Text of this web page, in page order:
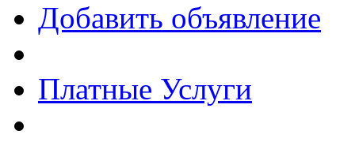
Добавить объявление
Платные Услуги